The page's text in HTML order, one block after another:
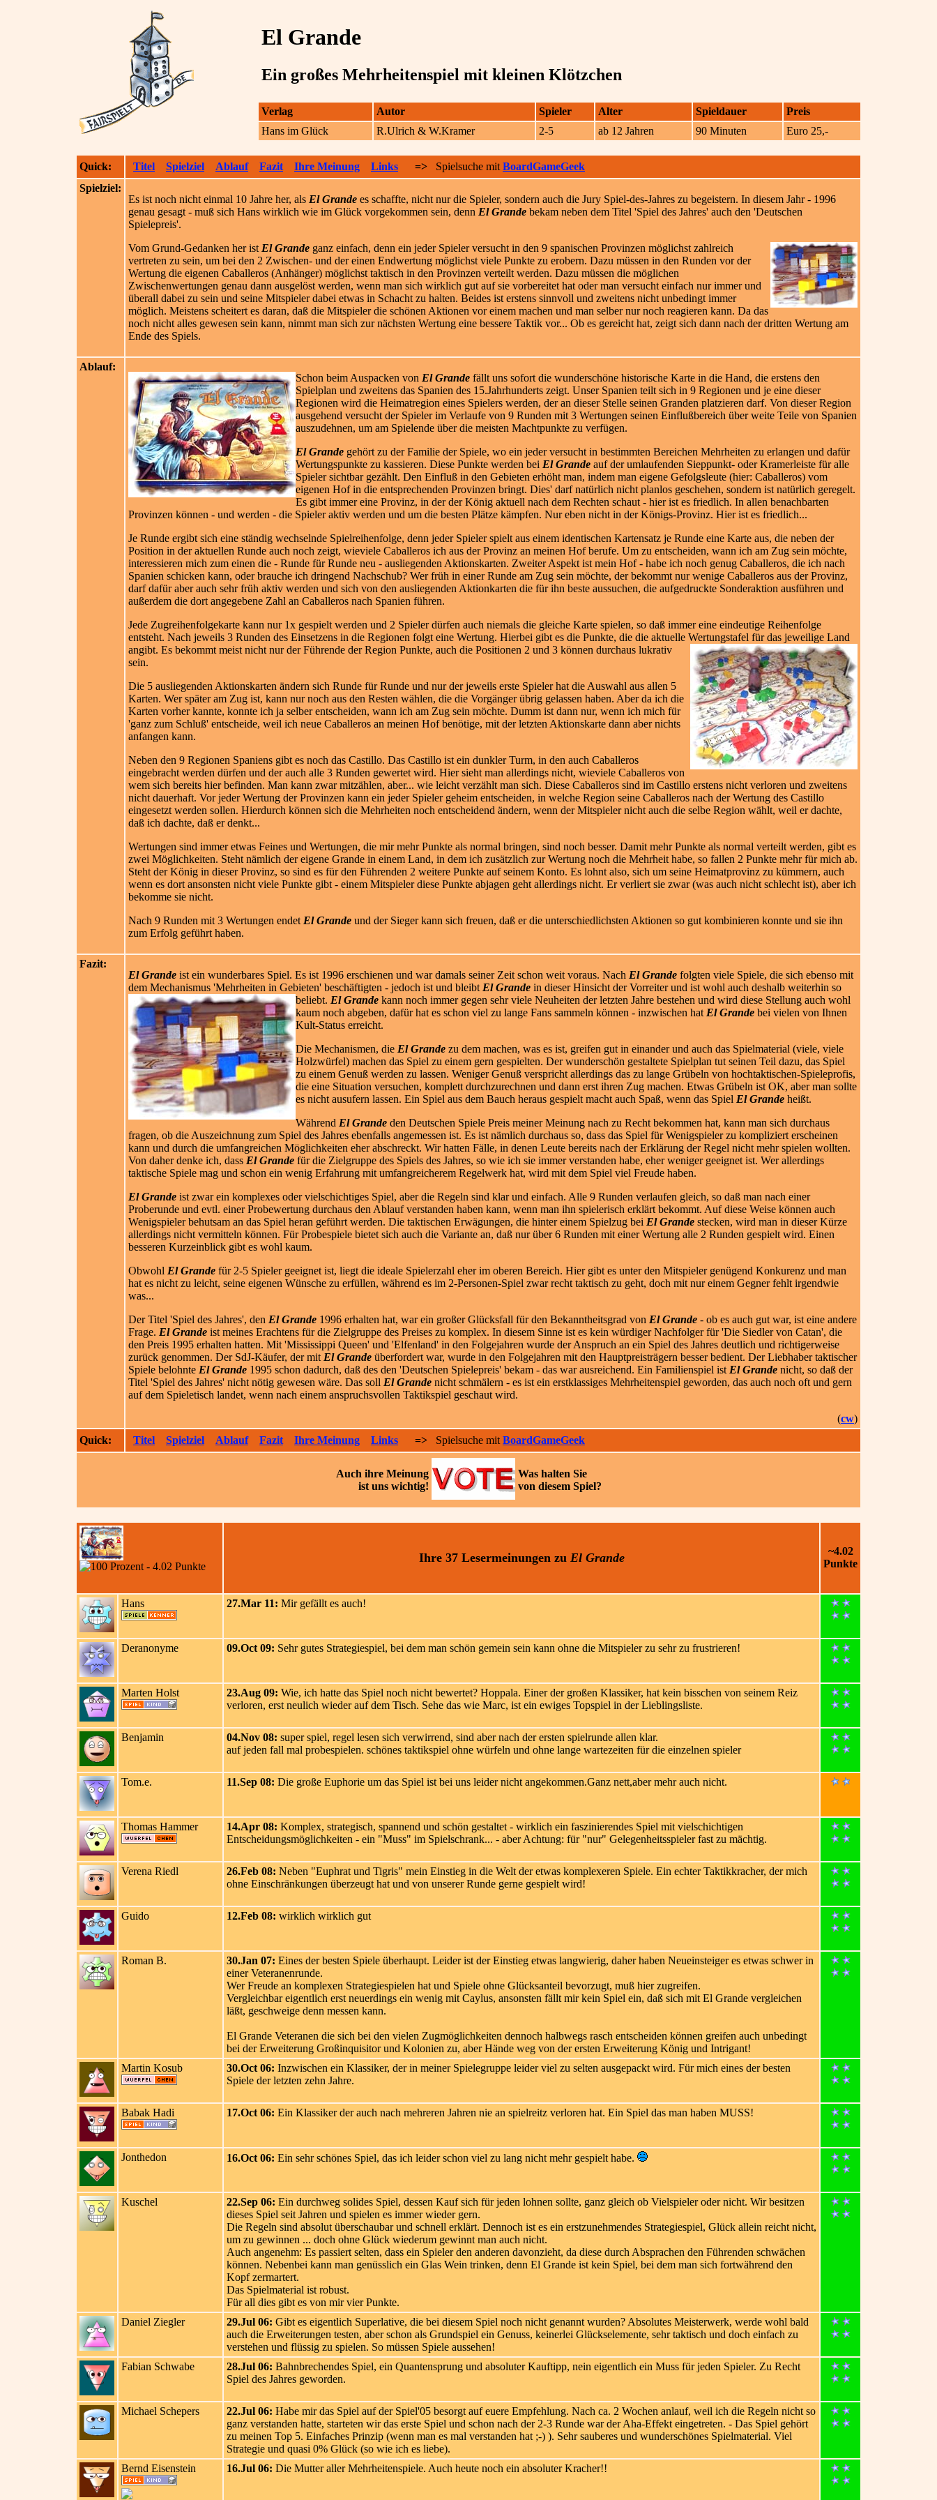
El Grande
Ein großes Mehrheitenspiel mit kleinen Klötzchen
Verlag Autor Spieler Alter Spieldauer
Preis
Hans im Glück
R.Ulrich & W.Kramer 2-5 ab 12 Jahren 90 Minuten Euro 25,-
Quick: Titel Spielziel Ablauf Fazit Ihre Meinung Links => Spielsuche mit BoardGameGeek
Spielziel:
Es ist noch nicht einmal 10 Jahre her, als El Grande es schaffte, nicht nur die Spieler, sondern auch die Jury Spiel-des-Jahres zu begeistern. In diesem Jahr - 1996
genau gesagt - muß sich Hans wirklich wie im Glück vorgekommen sein, denn El Grande bekam neben dem Titel 'Spiel des Jahres' auch den 'Deutschen
Spielepreis'.
Vom Grund-Gedanken her ist El Grande ganz einfach, denn ein jeder Spieler versucht in den 9 spanischen Provinzen möglichst zahlreich
vertreten zu sein, um bei den 2 Zwischen- und der einen Endwertung möglichst viele Punkte zu erobern. Dazu müssen in den Runden vor der
Wertung die eigenen Caballeros (Anhänger) möglichst taktisch in den Provinzen verteilt werden. Dazu müssen die möglichen
Zwischenwertungen genau dann ausgelöst werden, wenn man sich wirklich gut auf sie vorbereitet hat oder man versucht einfach nur immer und
überall dabei zu sein und seine Mitspieler dabei etwas in Schacht zu halten. Beides ist erstens sinnvoll und zweitens nicht unbedingt immer
möglich. Meistens scheitert es daran, daß die Mitspieler die schönen Aktionen vor einem machen und man selber nur noch reagieren kann. Da das
noch nicht alles gewesen sein kann, nimmt man sich zur nächsten Wertung eine bessere Taktik vor... Ob es gereicht hat, zeigt sich dann nach der dritten Wertung am
Ende des Spiels.
Ablauf:
Schon beim Auspacken von El Grande fällt uns sofort die wunderschöne historische Karte in die Hand, die erstens den
Spielplan und zweitens das Spanien des 15.Jahrhunderts zeigt. Unser Spanien teilt sich in 9 Regionen und je eine dieser
Regionen wird die Heimatregion eines Spielers werden, der an dieser Stelle seinen Granden platzieren darf. Von dieser Region
ausgehend versucht der Spieler im Verlaufe von 9 Runden mit 3 Wertungen seinen Einflußbereich über weite Teile von Spanien
auszudehnen, um am Spielende über die meisten Machtpunkte zu verfügen.
El Grande gehört zu der Familie der Spiele, wo ein jeder versucht in bestimmten Bereichen Mehrheiten zu erlangen und dafür
Wertungspunkte zu kassieren. Diese Punkte werden bei El Grande auf der umlaufenden Sieppunkt- oder Kramerleiste für alle
Spieler sichtbar gezählt. Den Einfluß in den Gebieten erhöht man, indem man eigene Gefolgsleute (hier: Caballeros) vom
eigenen Hof in die entsprechenden Provinzen bringt. Dies' darf natürlich nicht planlos geschehen, sondern ist natürlich geregelt.
Es gibt immer eine Provinz, in der der König aktuell nach dem Rechten schaut - hier ist es friedlich. In allen benachbarten
Provinzen können - und werden - die Spieler aktiv werden und um die besten Plätze kämpfen. Nur eben nicht in der Königs-Provinz. Hier ist es friedlich...
Je Runde ergibt sich eine ständig wechselnde Spielreihenfolge, denn jeder Spieler spielt aus einem identischen Kartensatz je Runde eine Karte aus, die neben der
Position in der aktuellen Runde auch noch zeigt, wieviele Caballeros ich aus der Provinz an meinen Hof berufe. Um zu entscheiden, wann ich am Zug sein möchte,
interessieren mich zum einen die - Runde für Runde neu - ausliegenden Aktionskarten. Zweiter Aspekt ist mein Hof - habe ich noch genug Caballeros, die ich nach
Spanien schicken kann, oder brauche ich dringend Nachschub? Wer früh in einer Runde am Zug sein möchte, der bekommt nur wenige Caballeros aus der Provinz,
darf dafür aber auch sehr früh aktiv werden und sich von den ausliegenden Aktionkarten die für ihn beste aussuchen, die aufgedruckte Sonderaktion ausführen und
außerdem die dort angegebene Zahl an Caballeros nach Spanien führen.
Jede Zugreihenfolgekarte kann nur 1x gespielt werden und 2 Spieler dürfen auch niemals die gleiche Karte spielen, so daß immer eine eindeutige Reihenfolge
entsteht. Nach jeweils 3 Runden des Einsetzens in die Regionen folgt eine Wertung. Hierbei gibt es die Punkte, die die aktuelle Wertungstafel für das jeweilige Land
angibt. Es bekommt meist nicht nur der Führende der Region Punkte, auch die Positionen 2 und 3 können durchaus lukrativ
sein.
Die 5 ausliegenden Aktionskarten ändern sich Runde für Runde und nur der jeweils erste Spieler hat die Auswahl aus allen 5
Karten. Wer später am Zug ist, kann nur noch aus den Resten wählen, die die Vorgänger übrig gelassen haben. Aber da ich die
Karten vorher kannte, konnte ich ja selber entscheiden, wann ich am Zug sein möchte. Dumm ist dann nur, wenn ich mich für
'ganz zum Schluß' entscheide, weil ich neue Caballeros an meinen Hof benötige, mit der letzten Aktionskarte dann aber nichts
anfangen kann.
Neben den 9 Regionen Spaniens gibt es noch das Castillo. Das Castillo ist ein dunkler Turm, in den auch Caballeros
eingebracht werden dürfen und der auch alle 3 Runden gewertet wird. Hier sieht man allerdings nicht, wieviele Caballeros von
wem sich bereits hier befinden. Man kann zwar mitzählen, aber... wie leicht verzählt man sich. Diese Caballeros sind im Castillo erstens nicht verloren und zweitens
nicht dauerhaft. Vor jeder Wertung der Provinzen kann ein jeder Spieler geheim entscheiden, in welche Region seine Caballeros nach der Wertung des Castillo
eingesetzt werden sollen. Hierdurch können sich die Mehrheiten noch entscheidend ändern, wenn der Mitspieler nicht auch die selbe Region wählt, weil er dachte,
daß ich dachte, daß er denkt...
Wertungen sind immer etwas Feines und Wertungen, die mir mehr Punkte als normal bringen, sind noch besser. Damit mehr Punkte als normal verteilt werden, gibt es
zwei Möglichkeiten. Steht nämlich der eigene Grande in einem Land, in dem ich zusätzlich zur Wertung noch die Mehrheit habe, so fallen 2 Punkte mehr für mich ab.
Steht der König in dieser Provinz, so sind es für den Führenden 2 weitere Punkte auf seinem Konto. Es lohnt also, sich um seine Heimatprovinz zu kümmern, auch
wenn es dort ansonsten nicht viele Punkte gibt - einem Mitspieler diese Punkte abjagen geht allerdings nicht. Er verliert sie zwar (was auch nicht schlecht ist), aber ich
bekomme sie nicht.
Nach 9 Runden mit 3 Wertungen endet El Grande und der Sieger kann sich freuen, daß er die unterschiedlichsten Aktionen so gut kombinieren konnte und sie ihn
zum Erfolg geführt haben.
Fazit:
El Grande ist ein wunderbares Spiel. Es ist 1996 erschienen und war damals seiner Zeit schon weit voraus. Nach El Grande folgten viele Spiele, die sich ebenso mit
dem Mechanismus 'Mehrheiten in Gebieten' beschäftigten - jedoch ist und bleibt El Grande in dieser Hinsicht der Vorreiter und ist wohl auch deshalb weiterhin so
beliebt. El Grande kann noch immer gegen sehrviele Neuheiten der letzten Jahre bestehen und wird diese Stellung auch wohl
kaum noch abgeben, dafür hat es schon viel zu lange Fans sammeln können - inzwischen hat El Grande bei vielen von Ihnen
Kult-Status erreicht.
Die Mechanismen, die El Grande zu dem machen, was es ist, greifen gut in einander und auch das Spielmaterial (viele, viele
Holzwürfel) machen das Spiel zu einem gern gespielten. Der wunderschön gestaltete Spielplan tut seinen Teil dazu, das Spiel
zu einem Genuß werden zu lassen. Weniger Genuß verspricht allerdings das zu lange Grübeln von hochtaktischen-Spieleprofis,
die eine Situation versuchen, komplett durchzurechnen und dann erst ihren Zug machen. Etwas Grübeln ist OK, aber man sollte
es nicht ausufern lassen. Ein Spiel aus dem Bauch heraus gespielt macht auch Spaß, wenn das Spiel El Grande heißt.
Während El Grande den Deutschen Spiele Preis meiner Meinung nach zu Recht bekommen hat, kann man sich durchaus
fragen, ob die Auszeichnung zum Spiel des Jahres ebenfalls angemessen ist. Es ist nämlich durchaus so, dass das Spiel für Wenigspieler zu kompliziert erscheinen
kann und durch die umfangreichen Möglichkeiten eher abschreckt. Wir hatten Fälle, in denen Leute bereits nach der Erklärung der Regel nicht mehr spielen wollten.
Von daher denke ich, dass El Grande für die Zielgruppe des Spiels des Jahres, so wie ich sie immer verstanden habe, eher weniger geeignet ist. Wer allerdings
taktische Spiele mag und schon ein wenig Erfahrung mit umfangreicherem Regelwerk hat, wird mit dem Spiel viel Freude haben.
El Grande ist zwar ein komplexes oder vielschichtiges Spiel, aber die Regeln sind klar und einfach. Alle 9 Runden verlaufen gleich, so daß man nach einer
Proberunde und evtl. einer Probewertung durchaus den Ablauf verstanden haben kann, wenn man ihn spielerisch erklärt bekommt. Auf diese Weise können auch
Wenigspieler behutsam an das Spiel heran geführt werden. Die taktischen Erwägungen, die hinter einem Spielzug bei El Grande stecken, wird man in dieser Kürze
allerdings nicht vermitteln können. Für Probespiele bietet sich auch die Variante an, daß nur über 6 Runden mit einer Wertung alle 2 Runden gespielt wird. Einen
besseren Kurzeinblick gibt es wohl kaum.
Obwohl El Grande für 2-5 Spieler geeignet ist, liegt die ideale Spielerzahl eher im oberen Bereich. Hier gibt es unter den Mitspieler genügend Konkurenz und man
hat es nicht zu leicht, seine eigenen Wünsche zu erfüllen, während es im 2-Personen-Spiel zwar recht taktisch zu geht, doch mit nur einem Gegner fehlt irgendwie
was...
Der Titel 'Spiel des Jahres', den El Grande 1996 erhalten hat, war ein großer Glücksfall für den Bekanntheitsgrad von El Grande - ob es auch gut war, ist eine andere
Frage. El Grande ist meines Erachtens für die Zielgruppe des Preises zu komplex. In diesem Sinne ist es kein würdiger Nachfolger für 'Die Siedler von Catan', die
den Preis 1995 erhalten hatten. Mit 'Mississippi Queen' und 'Elfenland' in den Folgejahren wurde der Anspruch an ein Spiel des Jahres deutlich und richtigerweise
zurück genommen. Der SdJ-Käufer, der mit El Grande überfordert war, wurde in den Folgejahren mit den Hauptpreisträgern besser bedient. Der Liebhaber taktischer
Spiele belohnte El Grande 1995 schon dadurch, daß des den 'Deutschen Spielepreis' bekam - das war ausreichend. Ein Familienspiel ist El Grande nicht, so daß der
Titel 'Spiel des Jahres' nicht nötig gewesen wäre. Das soll El Grande nicht schmälern - es ist ein erstklassiges Mehrheitenspiel geworden, das auch noch oft und gern
auf dem Spieletisch landet, wenn nach einem anspruchsvollen Taktikspiel geschaut wird.
(cw)
Quick:
Titel Spielziel Ablauf Fazit Ihre Meinung Links => Spielsuche mit BoardGameGeek
Auch ihre Meinung
ist uns wichtig!
Was halten Sie
von diesem Spiel?
Ihre 37 Lesermeinungenzu El Grande
~4.02
Punkte
Hans 27.Mar 11: Mir gefällt es auch!
Deranonyme 09.Oct 09: Sehr gutes Strategiespiel, bei dem man schön gemein sein kann ohne die Mitspieler zu sehr zu frustrieren!
Marten Holst 23.Aug 09: Wie, ich hatte das Spiel noch nicht bewertet? Hoppala. Einer der großen Klassiker, hat kein bisschen von seinem Reiz
verloren, erst neulich wieder auf dem Tisch. Sehe das wie Marc, ist ein ewiges Topspiel in der Lieblingsliste.
Benjamin 04.Nov 08: super spiel, regel lesen sich verwirrend, sind aber nach der ersten spielrunde allen klar.
auf jeden fall mal probespielen. schönes taktikspiel ohne würfeln und ohne lange wartezeiten für die einzelnen spieler
Tom.e. 11.Sep 08: Die große Euphorie um das Spiel ist bei uns leider nicht angekommen.Ganz nett,aber mehr auch nicht.
Thomas Hammer 14.Apr 08: Komplex, strategisch, spannend und schön gestaltet - wirklich ein faszinierendes Spiel mit vielschichtigen
Entscheidungsmöglichkeiten - ein "Muss" im Spielschrank... - aber Achtung: für "nur" Gelegenheitsspieler fast zu mächtig.
Verena Riedl 26.Feb 08: Neben "Euphrat und Tigris" mein Einstieg in die Welt der etwas komplexeren Spiele. Ein echter Taktikkracher, der mich
ohne Einschränkungen überzeugt hat und von unserer Runde gerne gespielt wird!
Guido 12.Feb 08: wirklich wirklich gut
Roman B. 30.Jan 07: Eines der besten Spiele überhaupt. Leider ist der Einstieg etwas langwierig, daher haben Neueinsteiger es etwas schwer in
einer Veteranenrunde.
Wer Freude an komplexen Strategiespielen hat und Spiele ohne Glücksanteil bevorzugt, muß hier zugreifen.
Vergleichbar eigentlich erst neuerdings ein wenig mit Caylus, ansonsten fällt mir kein Spiel ein, daß sich mit El Grande vergleichen
läßt, geschweige denn messen kann.
El Grande Veteranen die sich bei den vielen Zugmöglichkeiten dennoch halbwegs rasch entscheiden können greifen auch unbedingt
bei der Erweiterung Großinquisitor und Kolonien zu, aber Hände weg von der ersten Erweiterung König und Intrigant!
Martin Kosub
30.Oct 06: Inzwischen ein Klassiker, der in meiner Spielegruppe leider viel zu selten ausgepackt wird. Für mich eines der besten
Spiele der letzten zehn Jahre.
Babak Hadi 17.Oct 06: Ein Klassiker der auch nach mehreren Jahren nie an spielreitz verloren hat. Ein Spiel das man haben MUSS!
Jonthedon 16.Oct 06: Ein sehr schönes Spiel, das ich leider schon viel zu lang nicht mehr gespielt habe.
Kuschel 22.Sep 06: Ein durchweg solides Spiel, dessen Kauf sich für jeden lohnen sollte, ganz gleich ob Vielspieler oder nicht. Wir besitzen
dieses Spiel seit Jahren und spielen es immer wieder gern.
Die Regeln sind absolut überschaubar und schnell erklärt. Dennoch ist es ein erstzunehmendes Strategiespiel, Glück allein reicht nicht,
um zu gewinnen ... doch ohne Glück wiederum gewinnt man auch nicht.
Auch angenehm: Es passiert selten, dass ein Spieler den anderen davonzieht, da diese durch Absprachen den Führenden schwächen
können. Nebenbei kann man genüsslich ein Glas Wein trinken, denn El Grande ist kein Spiel, bei dem man sich fortwährend den
Kopf zermartert.
Das Spielmaterial ist robust.
Für all dies gibt es von mir vier Punkte.
Daniel Ziegler
29.Jul 06: Gibt es eigentlich Superlative, die bei diesem Spiel noch nicht genannt wurden? Absolutes Meisterwerk, werde wohl bald
auch die Erweiterungen testen, aber schon als Grundspiel ein Genuss, keinerlei Glückselemente, sehr taktisch und doch einfach zu
verstehen und flüssig zu spielen. So müssen Spiele aussehen!
Fabian Schwabe
28.Jul 06: Bahnbrechendes Spiel, ein Quantensprung und absoluter Kauftipp, nein eigentlich ein Muss für jeden Spieler. Zu Recht
Spiel des Jahres geworden.
Michael Schepers 22.Jul 06: Habe mir das Spiel auf der Spiel'05 besorgt auf euere Empfehlung. Nach ca. 2 Wochen anlauf, weil ich die Regeln nicht so
ganz verstanden hatte, starteten wir das erste Spiel und schon nach der 2-3 Runde war der Aha-Effekt eingetreten. - Das Spiel gehört
zu meinen Top 5. Einfaches Prinzip (wenn man es mal verstanden hat ;-) ). Sehr sauberes und wunderschönes Spielmaterial. Viel
Strategie und quasi 0% Glück (so wie ich es liebe).
Bernd Eisenstein
16.Jul 06: Die Mutter aller Mehrheitenspiele. Auch heute noch ein absoluter Kracher!!